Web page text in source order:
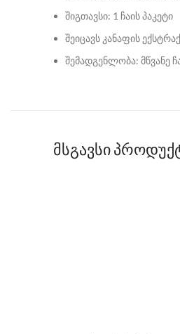
შიგთავსი: 1 ჩაის პაკეტი
შეიცავს კანაფის
შემადგენლობა: მწვანე
მსგავსი